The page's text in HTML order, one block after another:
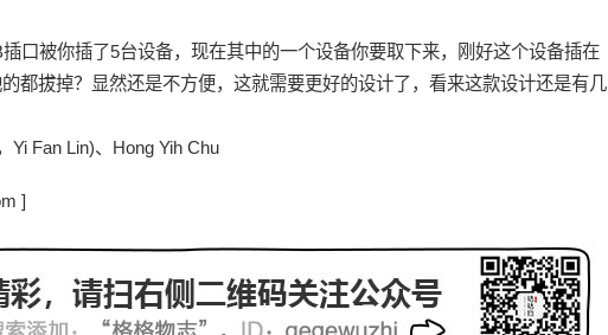
口被你插了5台设备，现在其中的一个设备你要取下来，刚好这个设备插在
都拔掉？显然还是不方便，这就需要更好的设计了，看来这款设计还是有几
Yi Fan Lin)、Hong Yih Chu
]